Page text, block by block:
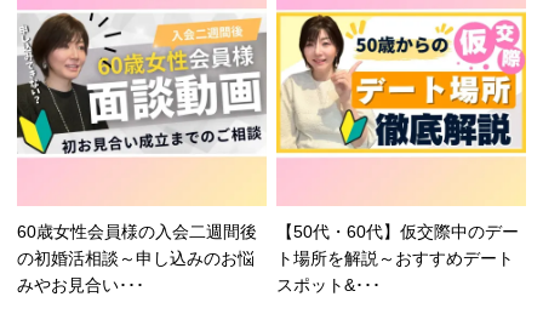
60歳女性会員様の入会二週間後
の初婚活相談～申し込みのお悩
みやお見合い･･･
【50代・60代】仮交際中のデー
ト場所を解説～おすすめデート
スポット&･･･